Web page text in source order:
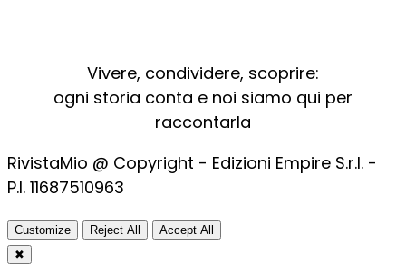
Vivere, condividere, scoprire:
ogni storia conta e noi siamo qui per
raccontarla
RivistaMio @ Copyright - Edizioni Empire S.r.l. -
P.I. 11687510963​
Customize Reject All
Accept All
✖